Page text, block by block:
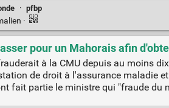
· pfbp
·
pour un Mahorais afin
à la CMU depuis au moins
de droit à l'assurance maladie
fait partie le ministre qui "fraude